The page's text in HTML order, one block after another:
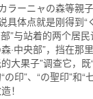
ラーニャの森等親
具体点就是刚得到“
”与站着的两个居
·中央部”，挡在那
大果子”调查它，
の印”、“の聖印”和“
！